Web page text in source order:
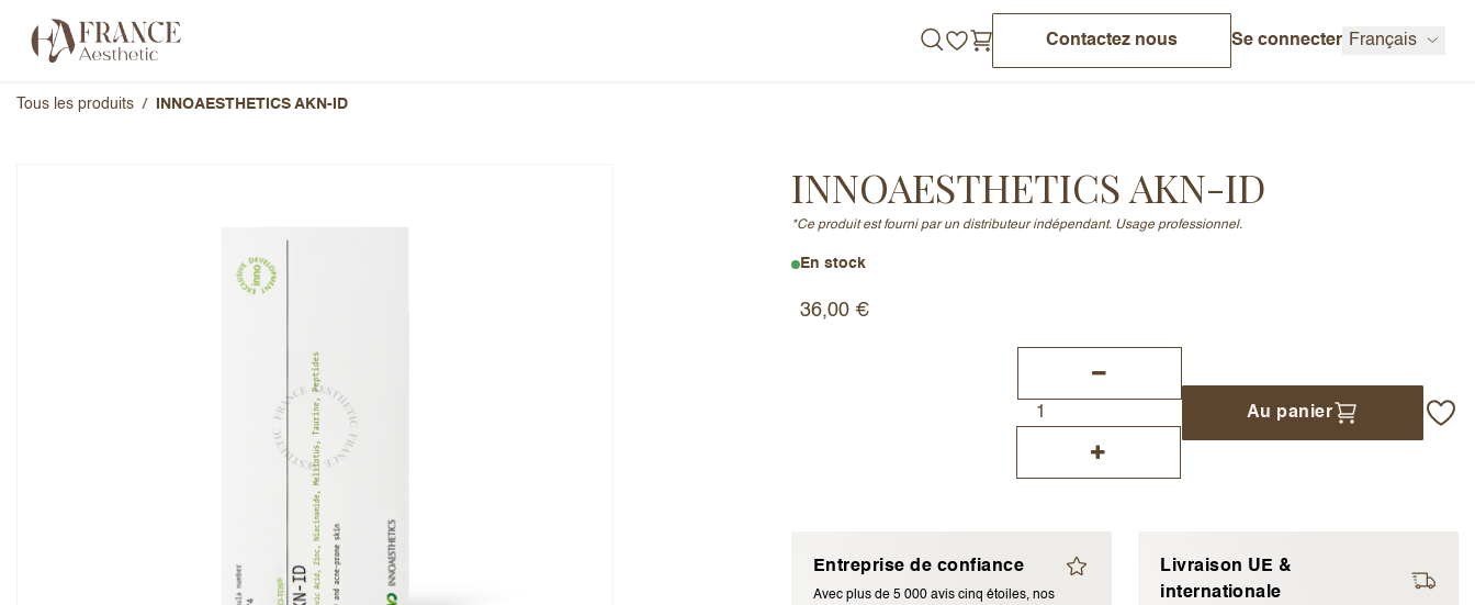
Contactez nous Se connecter Français
Tous les produits INNOAESTHETICS AKN-ID
INNOAESTHETICS AKN-ID
*Ce produit est fourni par un distributeur indépendant. Usage professionnel.
En stock
36,00 €
Au panier
Entreprise de confiance
Avec plus de 5 000 avis cinq étoiles, nos
Livraison UE &
internationale
INNOAESTHETICS AKN-ID